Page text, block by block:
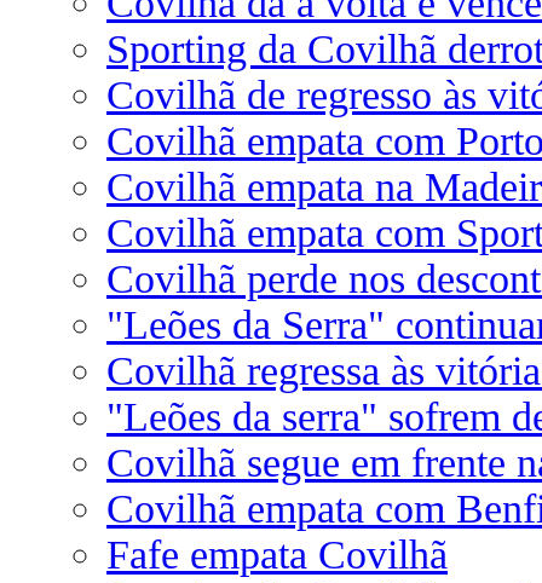
Sporting da Covilhã
Covilhã de regresso às
Covilhã empata com
Covilhã empata na
Covilhã empata com
Covilhã perde nos
"Leões da Serra"
Covilhã regressa às
"Leões da serra" sofrem
Covilhã segue em frente
Covilhã empata com
Fafe empata Covilhã